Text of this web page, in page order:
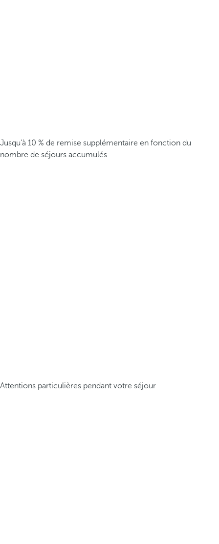
Jusqu’à 10 % de remise supplémentaire en fonction du
nombre de séjours accumulés
Attentions particulières pendant votre séjour